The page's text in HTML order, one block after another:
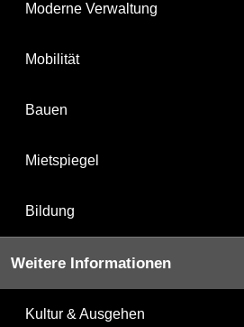
Moderne Verwaltung
Mobilität
Bauen
Mietspiegel
Bildung
Weitere Informationen
Kultur & Ausgehen